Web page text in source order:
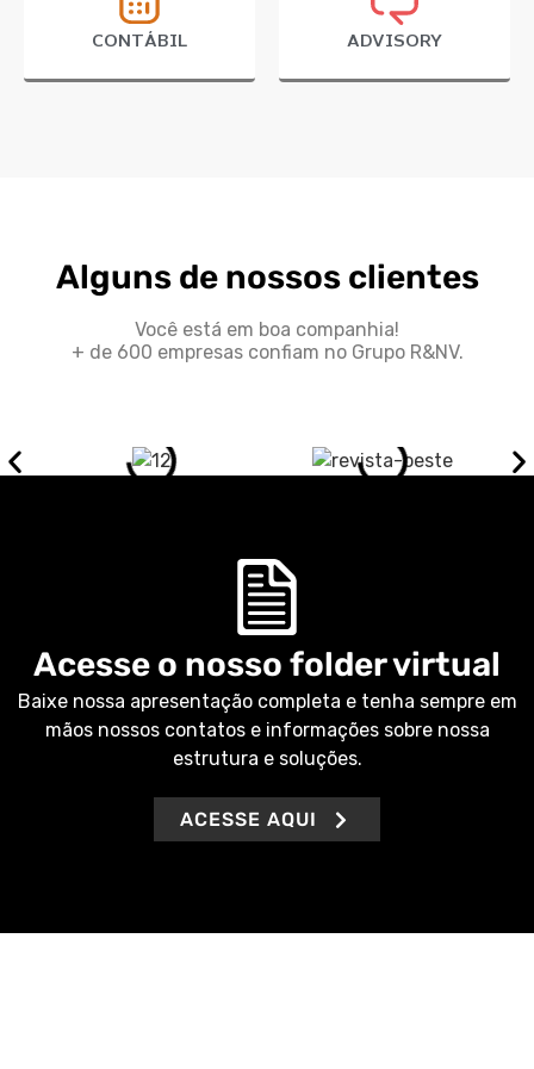
CONTÁBIL ADVISORY
Alguns de nossos clientes
Você está em boa companhia!
+ de 600 empresas confiam no Grupo R&NV.
Acesse o nosso folder virtual
Baixe nossa apresentação completa e tenha sempre em
mãos nossos contatos e informações sobre nossa
estrutura e soluções.
ACESSE AQUI